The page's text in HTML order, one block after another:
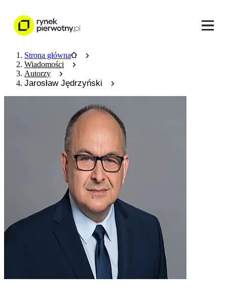
Strona główna
Wiadomości
Autorzy
Jarosław Jędrzyński